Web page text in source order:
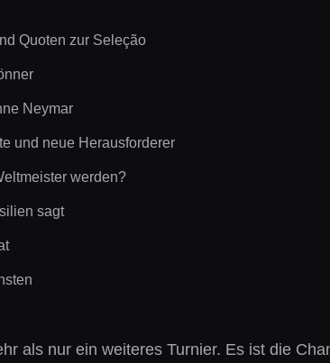
Quoten zur Seleção
Neymar
und neue Herausforderer
werden?
sagt
als nur ein weiteres Turnier. Es ist die